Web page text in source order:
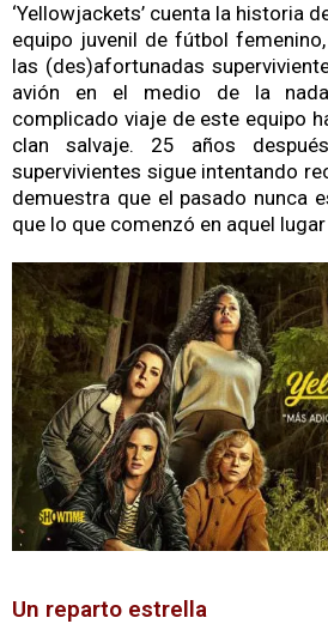
‘Yellowjackets’ cuenta la historia
equipo juvenil de fútbol
las (des)afortunadas
avión en el medio de la
complicado viaje de este equipo
clan salvaje. 25 años
supervivientes sigue intentando
demuestra que el pasado nunca
que lo que comenzó en aquel
Un reparto estrella